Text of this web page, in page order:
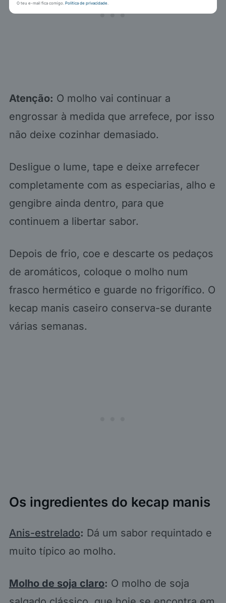
Atenção: O molho vai continuar a
engrossar à medida que arrefece, por isso
não deixe cozinhar demasiado.
Desligue o lume, tape e deixe arrefecer
completamente com as especiarias, alho e
gengibre ainda dentro, para que
continuem a libertar sabor.
Depois de frio, coe e descarte os pedaços
de aromáticos, coloque o molho num
frasco hermético e guarde no frigorífico. O
kecap manis caseiro conserva-se durante
várias semanas.
Os ingredientes do kecap manis
Anis-estrelado: Dá um sabor requintado e
muito típico ao molho.
Molho de soja claro: O molho de soja
O teu e-mail fica comigo. Política de privacidade.